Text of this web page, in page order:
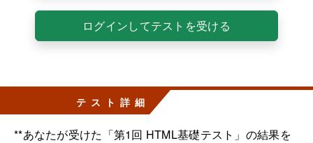
ログインしてテストを受ける
テスト詳細
**あなたが受けた「第1回 HTML基礎テスト」の結果を